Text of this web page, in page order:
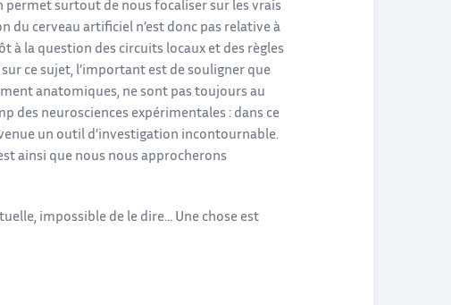
permet surtout de nous focaliser sur les vrais
cerveau artificiel n’est donc pas relative à
à la question des circuits locaux et des règles
ce sujet, l’important est de souligner que
anatomiques, ne sont pas toujours au
des neurosciences expérimentales : dans ce
un outil d’investigation incontournable.
ainsi que nous nous approcherons
impossible de le dire… Une chose est